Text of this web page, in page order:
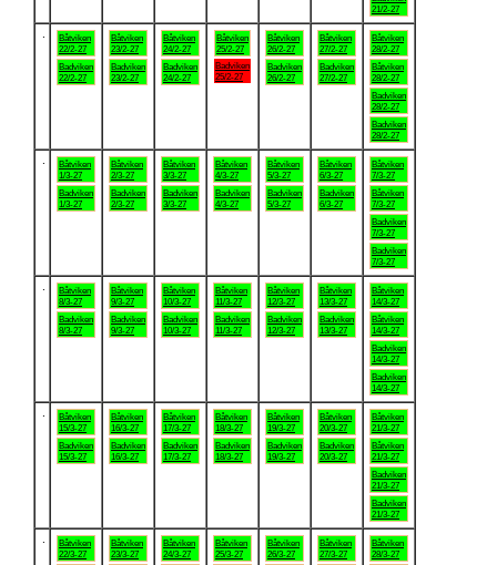
21/2-27
Båtviken
22/2-27
Badviken
22/2-27
Båtviken
23/2-27
Badviken
23/2-27
Båtviken
24/2-27
Badviken
24/2-27
Båtviken
25/2-27
Badviken
25/2-27
Båtviken
26/2-27
Badviken
26/2-27
Båtviken
27/2-27
Badviken
27/2-27
Båtviken
28/2-27
Båtviken
28/2-27
Badviken
28/2-27
Badviken
28/2-27
Båtviken
1/3-27
Badviken
1/3-27
Båtviken
2/3-27
Badviken
2/3-27
Båtviken
3/3-27
Badviken
3/3-27
Båtviken
4/3-27
Badviken
4/3-27
Båtviken
5/3-27
Badviken
5/3-27
Båtviken
6/3-27
Badviken
6/3-27
Båtviken
7/3-27
Båtviken
7/3-27
Badviken
7/3-27
Badviken
7/3-27
Båtviken
8/3-27
Badviken
8/3-27
Båtviken
9/3-27
Badviken
9/3-27
Båtviken
10/3-27
Badviken
10/3-27
Båtviken
11/3-27
Badviken
11/3-27
Båtviken
12/3-27
Badviken
12/3-27
Båtviken
13/3-27
Badviken
13/3-27
Båtviken
14/3-27
Båtviken
14/3-27
Badviken
14/3-27
Badviken
14/3-27
Båtviken
15/3-27
Badviken
15/3-27
Båtviken
16/3-27
Badviken
16/3-27
Båtviken
17/3-27
Badviken
17/3-27
Båtviken
18/3-27
Badviken
18/3-27
Båtviken
19/3-27
Badviken
19/3-27
Båtviken
20/3-27
Badviken
20/3-27
Båtviken
21/3-27
Båtviken
21/3-27
Badviken
21/3-27
Badviken
21/3-27
Båtviken
22/3-27
Båtviken
23/3-27
Båtviken
24/3-27
Båtviken
25/3-27
Båtviken
26/3-27
Båtviken
27/3-27
Båtviken
28/3-27